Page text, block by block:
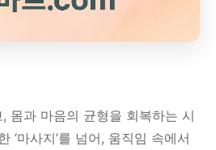
몸과 마음의 균형을 회복하는 시
‘마사지’를 넘어, 움직임 속에서